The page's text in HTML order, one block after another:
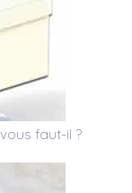
faut-il ?